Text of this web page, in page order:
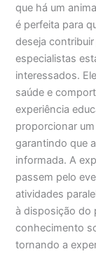
que há um
é perfeita para
deseja
especialistas
interessados.
saúde e
experiência
proporcionar
garantindo que
informada. A
passem pelo
atividades
à disposição do
conhecimento
tornando a